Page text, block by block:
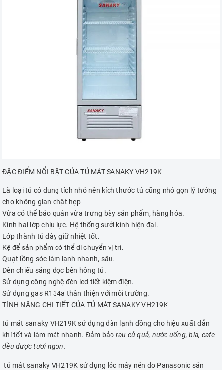
ĐẶC ĐIỂM NỔI BẬT CỦA TỦ MÁT SANAKY VH219K
Là loại tủ có dung tích nhỏ nên kích thước tủ cũng nhỏ gọn lý tưởng
cho không gian chật hẹp
Vừa có thể bảo quản vừa trưng bày sản phẩm, hàng hóa.
Kính hai lớp chịu lực. Hệ thống sưởi kính hiện đại.
Lớp thành tủ dày giữ nhiệt tốt.
Kệ để sản phẩm có thể di chuyển vị trí.
Quạt lồng sóc làm lạnh nhanh, sâu.
Đèn chiếu sáng dọc bên hông tủ.
Sử dụng công nghệ đèn led tiết kiệm điện.
Sử dụng gas R134a thân thiện với môi trường.
TÍNH NĂNG CHI TIẾT CỦA TỦ MÁT SANAKY VH219K
tủ mát sanaky VH219K sử dụng dàn lạnh đồng cho hiệu xuất dẫn
khí tốt và làm mát nhanh. Đảm bảo rau củ quả, nước uống, bia, cafe
đều được tươi ngon.
tủ mát sanaky VH219K sử dụng lóc máy nén do Panasonic sản